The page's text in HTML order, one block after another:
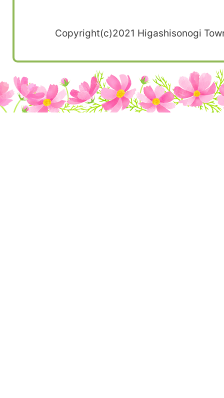
Copyright(c)2021 Higashisonogi